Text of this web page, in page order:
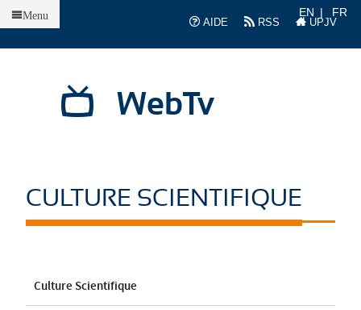
AIDE
RSS UPJV
EN FR
WebTv
Menu
CULTURE SCIENTIFIQUE
Culture Scientifique